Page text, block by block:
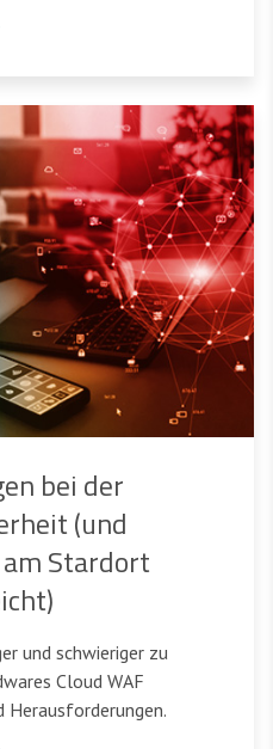
bei der
(und
Stardort
und schwieriger zu
Cloud WAF
Herausforderungen.